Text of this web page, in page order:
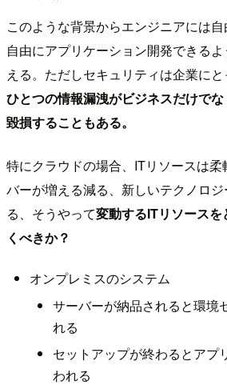
このような背景からエンジニアには自
自由にアプリケーション開発できる
える。ただしセキュリティは企業にと
ひとつの情報漏洩がビジネスだけで
毀損することもある。
特にクラウドの場合、ITリソースは
バーが増える減る、新しいテクノロ
る、そうやって変動するITリソース
くべきか？
オンプレミスのシステム
サーバーが納品されると環境
れる
セットアップが終わるとアプ
われる